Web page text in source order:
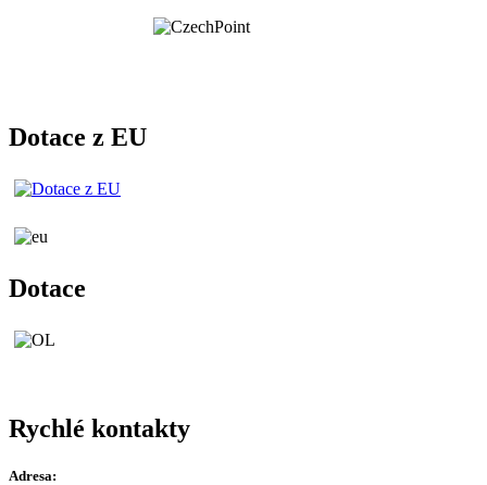
Dotace z EU
Dotace
Rychlé kontakty
Adresa: